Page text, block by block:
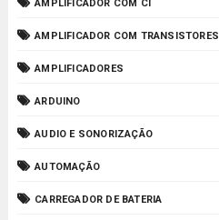
AMPLIFICADOR COM CI
AMPLIFICADOR COM TRANSISTORES
AMPLIFICADORES
ARDUINO
AUDIO E SONORIZAÇÃO
AUTOMAÇÃO
CARREGADOR DE BATERIA